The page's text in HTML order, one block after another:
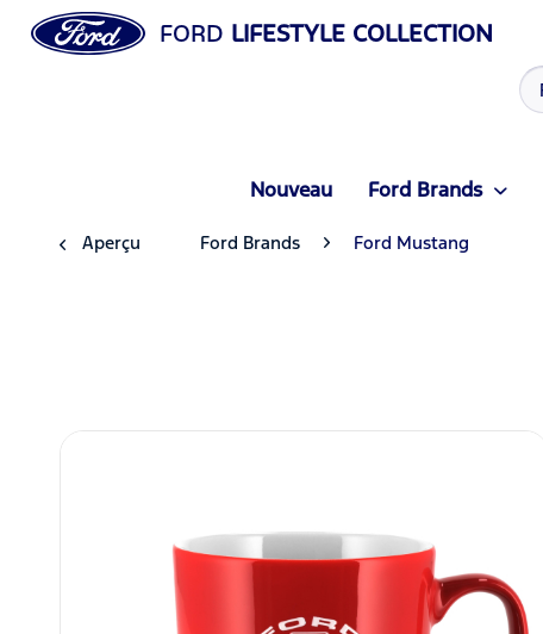
FORD LIFESTYLE COLLECTION
Nouveau Ford Brands
Aperçu Ford Brands Ford Mustang